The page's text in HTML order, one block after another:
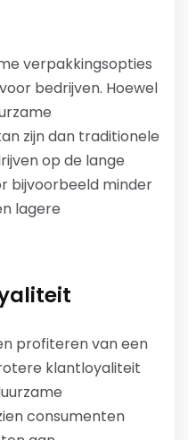
verpakkingsopties
bedrijven. Hoewel
zijn dan traditionele
op de lange
bijvoorbeeld minder
lagere
profiteren van een
klantloyaliteit
consumenten